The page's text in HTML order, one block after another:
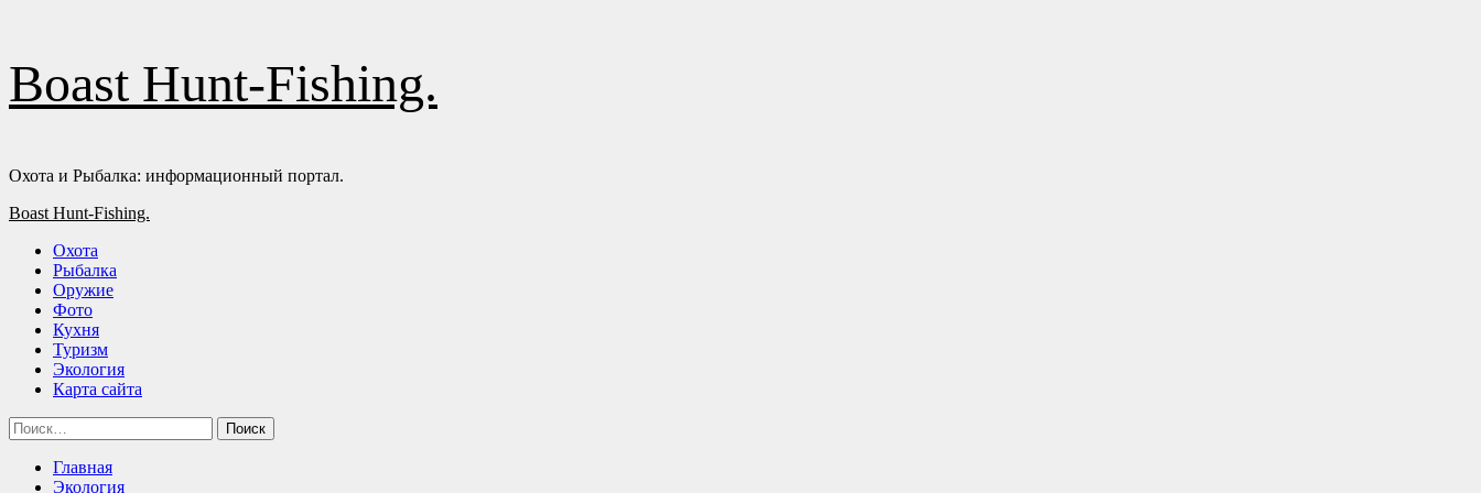
содержимому
Boast Hunt-Fishing.
Охота и Рыбалка: информационный портал.
Основное
Boast Hunt-Fishing.
Охота
Рыбалка
Оружие
Фото
Кухня
Туризм
Экология
Карта сайта
Найти:
Главная
Экология